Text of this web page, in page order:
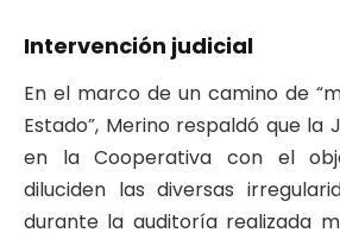
Intervención judicial
En el marco de un camino de
Estado”, Merino respaldó que la
en la Cooperativa con el
diluciden las diversas
durante la auditoría realizada